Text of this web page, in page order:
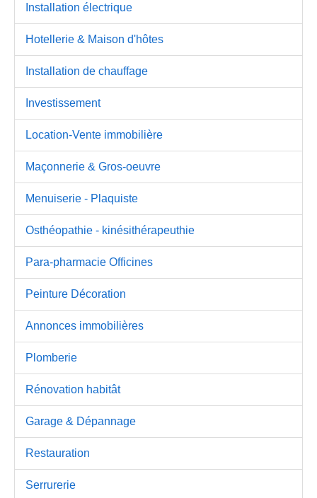
Installation électrique
Hotellerie & Maison d'hôtes
Installation de chauffage
Investissement
Location-Vente immobilière
Maçonnerie & Gros-oeuvre
Menuiserie - Plaquiste
Osthéopathie - kinésithérapeuthie
Para-pharmacie Officines
Peinture Décoration
Annonces immobilières
Plomberie
Rénovation habitât
Garage & Dépannage
Restauration
Serrurerie